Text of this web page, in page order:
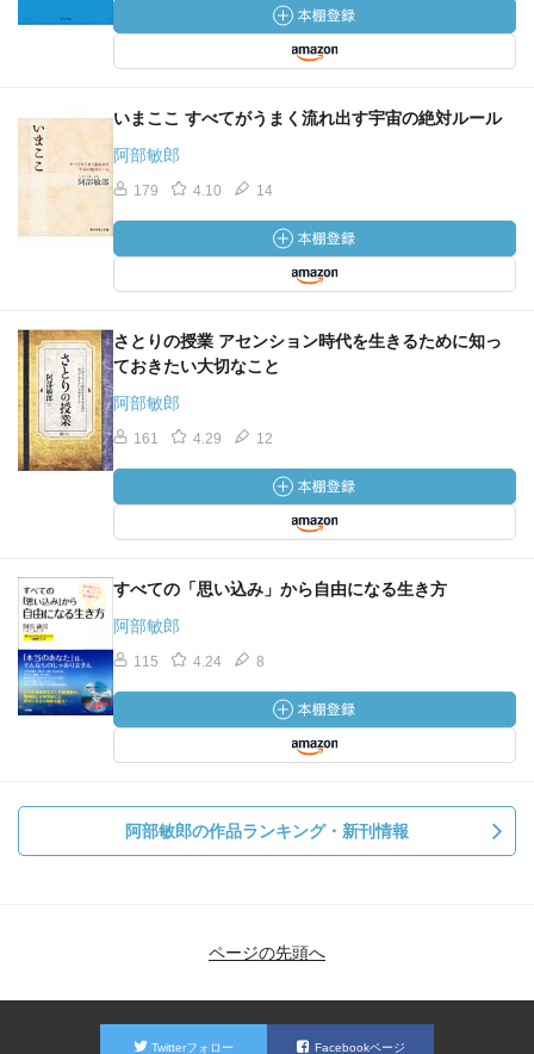
いまここ すべてがうまく流れ出す宇宙の絶対ルール
阿部敏郎
179 4.10 14
さとりの授業 アセンション時代を生きるために知っ
ておきたい大切なこと
阿部敏郎
161 4.29 12
すべての「思い込み」から自由になる生き方
阿部敏郎
115 4.24 8
阿部敏郎の作品ランキング・新刊情報
ページの先頭へ
Twitterフォロー Facebookページ